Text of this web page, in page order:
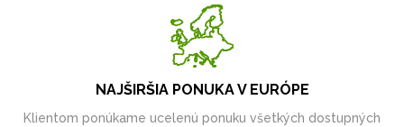
NAJŠIRŠIA PONUKA V EURÓPE
Klientom ponúkame ucelenú ponuku všetkých dostupných